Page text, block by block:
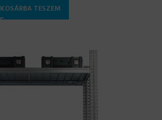
KOSÁRBA TESZEM